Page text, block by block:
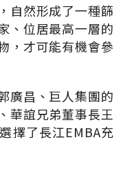
自然形成了一種篩
、位居最高一層的
，才可能有機會參
廣昌、巨人集團的
華誼兄弟董事長王
擇了長江EMBA充